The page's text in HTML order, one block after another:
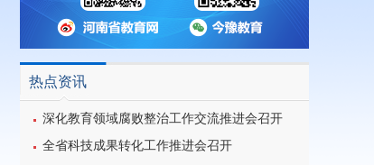
热点资讯
深化教育领域腐败整治工作交流推进会召开
全省科技成果转化工作推进会召开